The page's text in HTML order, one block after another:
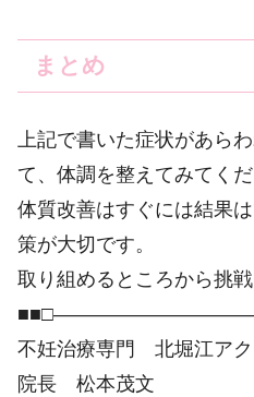
まとめ
上記で書いた症状があら
て、体調を整えてみてく
体質改善はすぐには結果
策が大切です。
取り組めるところから挑
不妊治療専門 北堀江ア
院長 松本茂文